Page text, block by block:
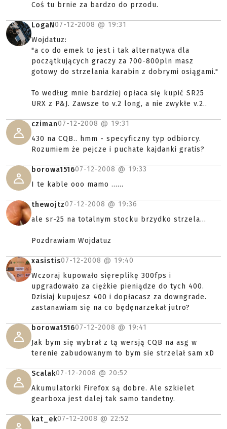
Coś tu brnie za bardzo do przodu.
LogaN07-12-2008 @ 19:31
Wojdatuz:
"a co do emek to jest i tak alternatywa dla
początkujących graczy za 700-800pln masz
gotowy do strzelania karabin z dobrymi osiągami."
To według mnie bardziej opłaca się kupić SR25
URX z P&J. Zawsze to v.2 long, a nie zwykłe v.2..
cziman07-12-2008 @ 19:31
430 na CQB.. hmm - specyficzny typ odbiorcy.
Rozumiem że pejcze i puchate kajdanki gratis?
borowa151607-12-2008 @ 19:33
I te kable ooo mamo ......
thewojtz07-12-2008 @ 19:36
ale sr-25 na totalnym stocku brzydko strzela...
Pozdrawiam Wojdatuz
xasistis07-12-2008 @ 19:40
Wczoraj kupowało sięreplikę 300fps i
upgradowało za ciężkie pieniądze do tych 400.
Dzisiaj kupujesz 400 i dopłacasz za downgrade.
zastanawiam się na co będęnarzekał jutro?
borowa151607-12-2008 @ 19:41
Jak bym się wybrał z tą wersją CQB na asg w
terenie zabudowanym to bym sie strzelał sam xD
Scalak07-12-2008 @ 20:52
Akumulatorki Firefox są dobre. Ale szkielet
gearboxa jest dalej tak samo tandetny.
kat_ek07-12-2008 @ 22:52